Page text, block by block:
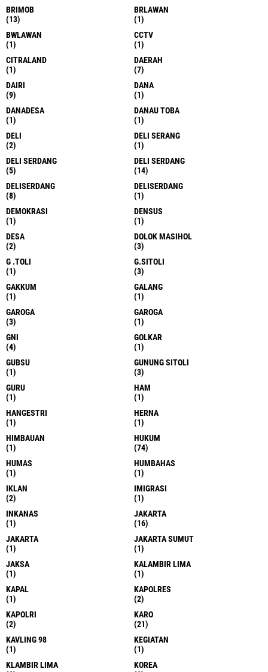
BRIMOB
(13)
BRLAWAN
(1)
BWLAWAN
(1)
CCTV
(1)
CITRALAND
(1)
DAERAH
(7)
DAIRI
(9)
DANA
(1)
DANADESA
(1)
DANAU TOBA
(1)
DELI
(2)
DELI SERANG
(1)
DELI SERDANG
(5)
DELI SERDANG
(14)
DELISERDANG
(8)
DELISERDANG
(1)
DEMOKRASI
(1)
DENSUS
(1)
DESA
(2)
DOLOK MASIHOL
(3)
G .TOLI
(1)
G.SITOLI
(3)
GAKKUM
(1)
GALANG
(1)
GAROGA
(3)
GAROGA
(1)
GNI
(4)
GOLKAR
(1)
GUBSU
(1)
GUNUNG SITOLI
(3)
GURU
(1)
HAM
(1)
HANGESTRI
(1)
HERNA
(1)
HIMBAUAN
(1)
HUKUM
(74)
HUMAS
(1)
HUMBAHAS
(1)
IKLAN
(2)
IMIGRASI
(1)
INKANAS
(1)
JAKARTA
(16)
JAKARTA
(1)
JAKARTA SUMUT
(1)
JAKSA
(1)
KALAMBIR LIMA
(1)
KAPAL
(1)
KAPOLRES
(2)
KAPOLRI
(2)
KARO
(21)
KAVLING 98
(1)
KEGIATAN
(1)
KLAMBIR LIMA
KOREA